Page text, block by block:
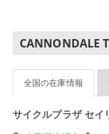
CANNONDALE
全国の在庫情報
サイクルプラザ セイ